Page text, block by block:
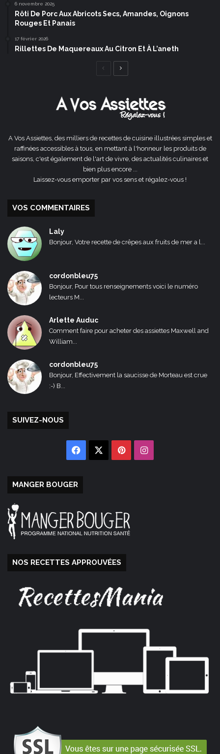
6 novembre 2025
Rôti De Porc Aux Abricots Secs, Amandes, Oignons
Rouges Et Panais
17 février 2026
Rillettes De Maquereaux Au Citron Et À L’aneth
Page
A Vos Assiettes, des milliers de recettes de cuisine illustrées simples et
raffinées accessibles à tous, en mettant à l'honneur les produits de
saisons, c'est également de l'art de vivre, des actualités culinaires et
bien plus encore ...
Laissez-vous emporter par vos sens et régalez-vous !
VOS COMMENTAIRES
Laly
Bonjour, Votre recette de crêpes aux fruits de mer a l...
cordonbleu75
Bonjour, Pour tous renseignements voici le numéro
lecteurs M...
Arlette Auduc
Comment faire pour acheter des assiettes Maxwell and
William...
cordonbleu75
Bonjour, Effectivement la saucisse de Morteau est crue
:-) B...
SUIVEZ-NOUS
Facebook PinterestInstagram
MANGER BOUGER
NOS RECETTES APPROUVÉES